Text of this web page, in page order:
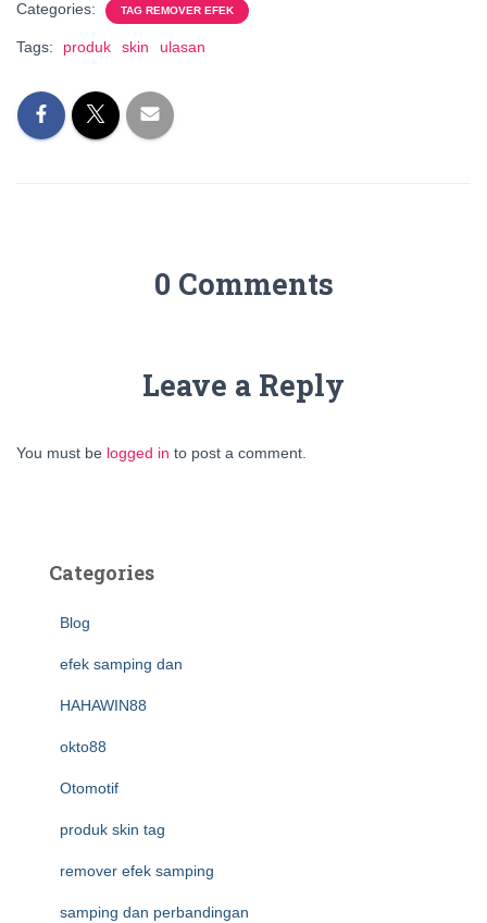
Categories: TAG REMOVER EFEK
Tags: produk skin ulasan
0 Comments
Leave a Reply
You must be logged in to post a comment.
Categories
Blog
efek samping dan
HAHAWIN88
okto88
Otomotif
produk skin tag
remover efek samping
samping dan perbandingan